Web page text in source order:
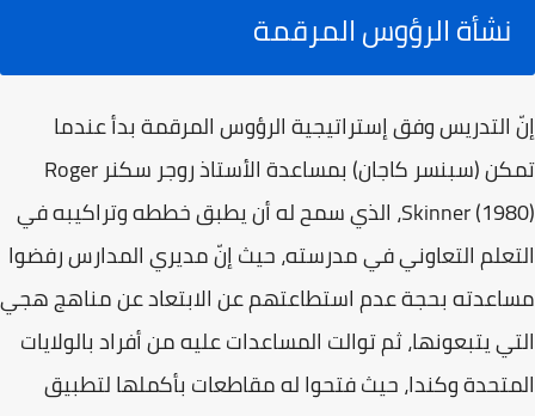
نشأة الرؤوس المرقمة
إنّ التدريس وفق إستراتيجية الرؤوس المرقمة بدأ عندما
تمكن (سبنسر كاجان) بمساعدة الأستاذ روجر سكنر Roger
Skinner (1980)، الذي سمح له أن يطبق خططه وتراكيبه في
التعلم التعاوني في مدرسته، حيث إنّ مديري المدارس رفضوا
مساعدته بحجة عدم استطاعتهم عن الابتعاد عن مناهج هجي
التي يتبعونها، ثم توالت المساعدات عليه من أفراد بالولايات
المتحدة وكندا، حيث فتحوا له مقاطعات بأكملها لتطبيق